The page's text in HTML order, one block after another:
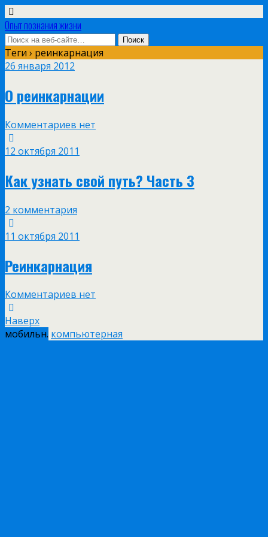
Опыт познания жизни
Теги › реинкарнация
26 января 2012
О реинкарнации
Комментариев нет
12 октября 2011
Как узнать свой путь? Часть 3
2 комментария
11 октября 2011
Реинкарнация
Комментариев нет
Наверх
мобильн. компьютерная